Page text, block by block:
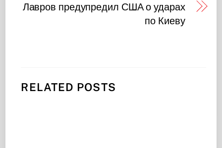
Лавров предупредил США о ударах
по Киеву
RELATED POSTS